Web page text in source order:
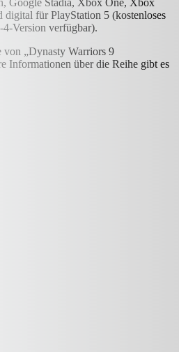
Google Stadia, Xbox One, Xbox
digital für PlayStation 5 (kostenloses
4-Version verfügbar).
von „Dynasty Warriors 9
Informationen über die Reihe gibt es